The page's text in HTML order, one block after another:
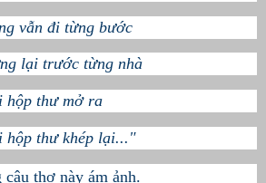
vẫn đi từng bước
lại trước từng nhà
hộp thư mở ra
hộp thư khép lại..."
thơ này ám ảnh.